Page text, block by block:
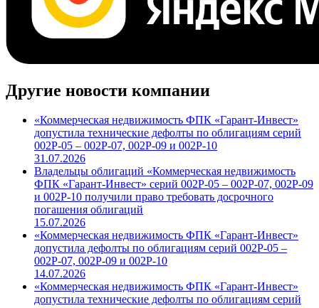
Другие новости компании
«Коммерческая недвижимость ФПК «Гарант-Инвест»
допустила технические дефолты по облигациям серий
002Р-05 – 002Р-07, 002Р-09 и 002Р-10
31.07.2026
Владельцы облигаций «Коммерческая недвижимость
ФПК «Гарант-Инвест» серий 002Р-05 – 002Р-07, 002Р-09
и 002Р-10 получили право требовать досрочного
погашения облигаций
15.07.2026
«Коммерческая недвижимость ФПК «Гарант-Инвест»
допустила дефолты по облигациям серий 002Р-05 –
002Р-07, 002Р-09 и 002Р-10
14.07.2026
«Коммерческая недвижимость ФПК «Гарант-Инвест»
допустила технические дефолты по облигациям серий